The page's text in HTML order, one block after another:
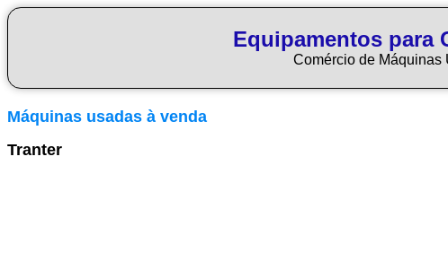
Equipamentos para
Comércio de Máquinas
Máquinas usadas à venda
Tranter